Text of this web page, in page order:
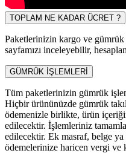
TOPLAM NE KADAR ÜCRET ?
Paketlerinizin kargo ve
sayfamızı inceleyebilir,
GÜMRÜK İŞLEMLERİ
Tüm paketlerinizin gümrük
Hiçbir ürününüzde gümrük
ödemenizle birlikte, ürün
edilecektir. İşlemleriniz
edilecektir. Ek masraf, belge
ödemelerinize haricen vergi ve